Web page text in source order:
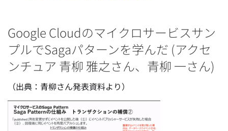
Google Cloudのマイクロサービスサン
プルでSagaパターンを学んだ (アクセ
ンチュア 青柳 雅之さん、青柳 一さん)
（出典：青柳さん発表資料より）